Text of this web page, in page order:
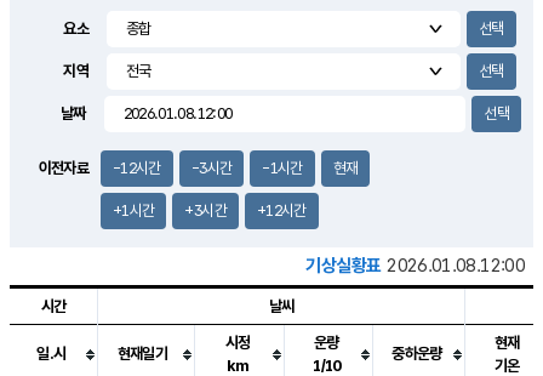
3.7m/s
요소
지역
날짜
이전자료 -12시간 -3시간 -1시간 현재
+1시간 +3시간 +12시간
기상실황표 2026.01.08.12:00
시간 날씨
일.시 현재일기
시정
km
운량
1/10
중하운량
현재
기온